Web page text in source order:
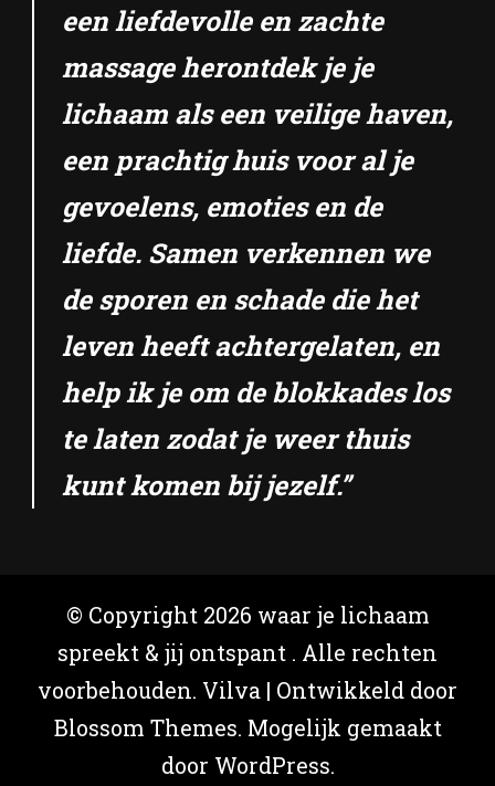
een liefdevolle en zachte
massage herontdek je je
lichaam als een veilige haven,
een prachtig huis voor al je
gevoelens, emoties en de
liefde. Samen verkennen we
de sporen en schade die het
leven heeft achtergelaten, en
help ik je om de blokkades los
te laten zodat je weer thuis
kunt komen bij jezelf.”
© Copyright 2026 waar je lichaam
spreekt & jij ontspant . Alle rechten
voorbehouden. Vilva | Ontwikkeld door
Blossom Themes. Mogelijk gemaakt
door WordPress.